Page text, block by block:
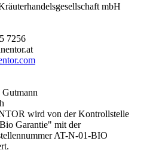
mbH
7256
Gutmann
wird von der Kontrollstelle
Garantie" mit der
AT-N-01-BIO